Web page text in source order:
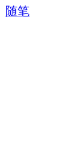
随笔